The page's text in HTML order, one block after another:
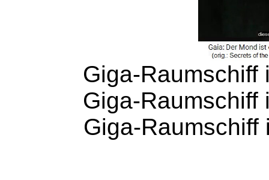
Giga-Raumschiff
Giga-Raumschiff
Giga-